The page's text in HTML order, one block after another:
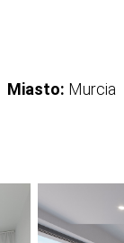
Miasto: Murcia